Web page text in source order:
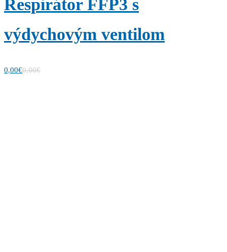
Respirátor FFP3 s
výdychovým ventilom
0,00€0,00€